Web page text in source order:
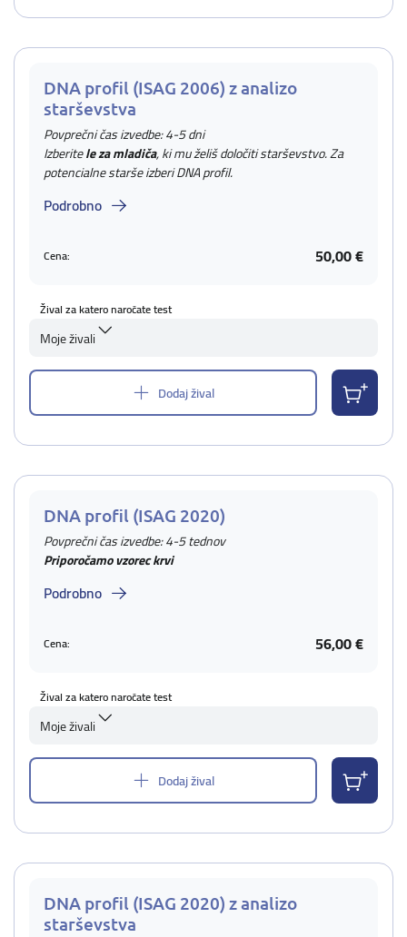
DNA profil (ISAG 2006) z analizo
starševstva
Povprečni čas izvedbe: 4-5 dni
Izberitele za mladiča, ki mu želiš določiti starševstvo. Za
potencialne starše izberi DNA profil.
Podrobno
Cena: 50,00 €
Žival za katero naročate test
Moje živali
Dodaj žival
DNA profil (ISAG 2020)
Povprečni čas izvedbe: 4-5 tednov
Priporočamo vzorec krvi
Podrobno
Cena: 56,00 €
Žival za katero naročate test
Moje živali
Dodaj žival
DNA profil (ISAG 2020) z analizo
starševstva